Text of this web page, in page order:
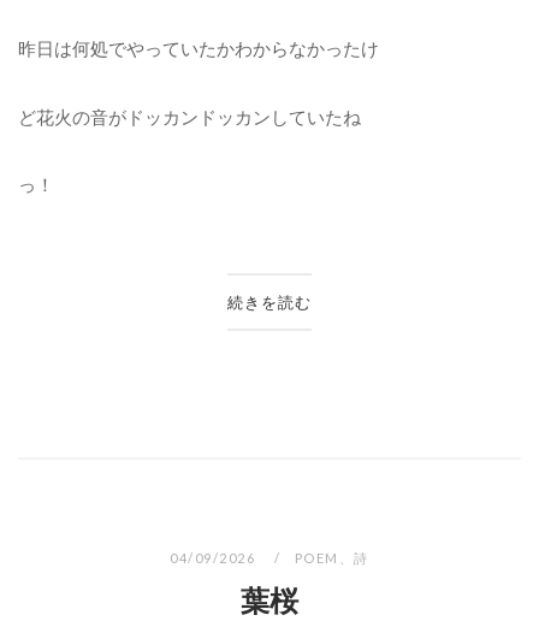
昨日は何処でやっていたかわからなかったけ
ど花火の音がドッカンドッカンしていたね
っ！
続きを読む
04/09/2026 POEM 、詩
葉桜